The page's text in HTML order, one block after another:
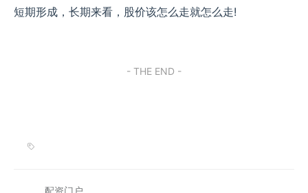
短期形成，长期来看，股价该怎么走就怎么走!
- THE END -
配资门户